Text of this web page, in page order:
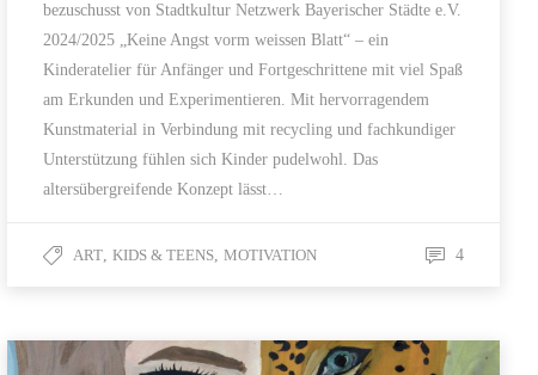
bezuschusst von Stadtkultur Netzwerk Bayerischer Städte e.V.
2024/2025 „Keine Angst vorm weissen Blatt“ – ein
Kinderatelier für Anfänger und Fortgeschrittene mit viel Spaß
am Erkunden und Experimentieren. Mit hervorragendem
Kunstmaterial in Verbindung mit recycling und fachkundiger
Unterstützung fühlen sich Kinder pudelwohl. Das
altersübergreifende Konzept lässt…
ART, KIDS & TEENS, MOTIVATION 4